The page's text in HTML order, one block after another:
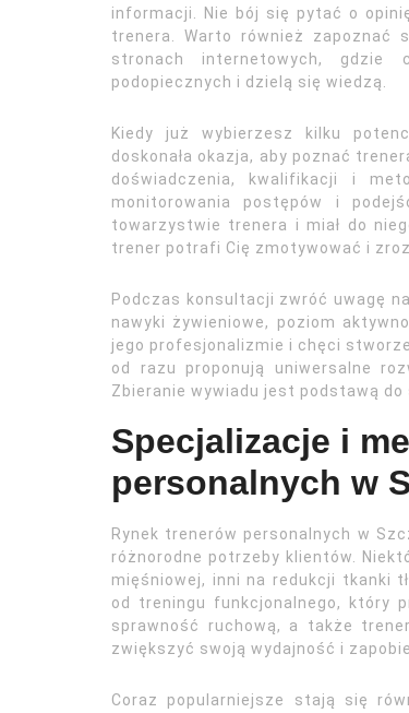
informacji. Nie bój się pytać o
trenera. Warto również zapoznać
stronach internetowych, gdzie
podopiecznych i dzielą się wiedzą.
Kiedy już wybierzesz kilku
doskonała okazja, aby poznać
doświadczenia, kwalifikacji i
monitorowania postępów i
towarzystwie trenera i miał do
trener potrafi Cię zmotywować i
Podczas konsultacji zwróć uwagę
nawyki żywieniowe, poziom
jego profesjonalizmie i chęci
od razu proponują uniwersalne
Zbieranie wywiadu jest podstawą
Specjalizacje i
personalnych w
Rynek trenerów personalnych w
różnorodne potrzeby klientów.
mięśniowej, inni na redukcji tkanki
od treningu funkcjonalnego, który
sprawność ruchową, a także
zwiększyć swoją wydajność i
Coraz popularniejsze stają się